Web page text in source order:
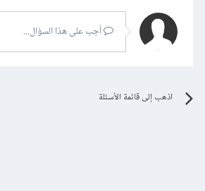
أجب على هذا السؤال...
اذهب إلى قائمة الأسئلة